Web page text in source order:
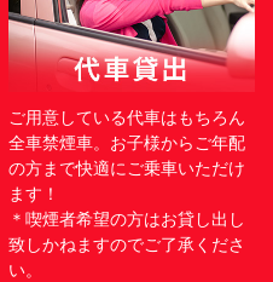
ご用意している代車はもちろん
全車禁煙車。お子様からご年配
の方まで快適にご乗車いただけ
ます！
＊喫煙者希望の方はお貸し出し
致しかねますのでご了承くださ
い。